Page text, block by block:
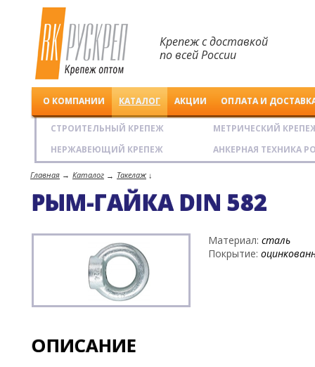
Рускреп. Крепеж
Крепеж с доставкой
по всей России
О КОМПАНИИ КАТАЛОГ АКЦИИ ОПЛАТА И
СТРОИТЕЛЬНЫЙ КРЕПЕЖ
МЕТРИЧЕСКИЙ
НЕРЖАВЕЮЩИЙ КРЕПЕЖ
АНКЕРНАЯ ТЕХНИКА
Главная → Каталог → Такелаж ↓
РЫМ-ГАЙКА DIN 582
Материал: сталь
Покрытие:
ОПИСАНИЕ